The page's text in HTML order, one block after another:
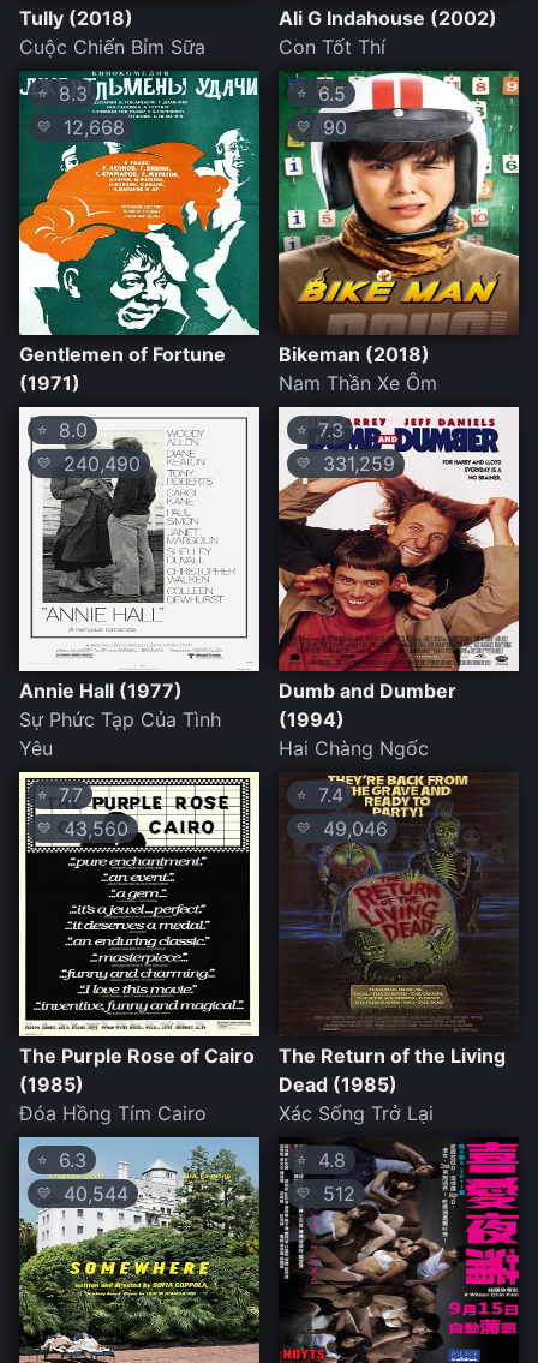
Tully (2018)
Cuộc Chiến Bỉm Sữa
Ali G Indahouse (2002)
Con Tốt Thí
⭐ 8.3
💛 12,668
Gentlemen of Fortune
(1971)
⭐ 6.5
💛 90
Bikeman (2018)
Nam Thần Xe Ôm
⭐ 8.0
💛 240,490
Annie Hall (1977)
Sự Phức Tạp Của Tình
Yêu
⭐ 7.3
💛 331,259
Dumb and Dumber
(1994)
Hai Chàng Ngốc
⭐7.7
💛 43,560
The Purple Rose of Cairo
(1985)
Đóa Hồng Tím Cairo
⭐ 7.4
💛 49,046
The Return of the Living
Dead (1985)
Xác Sống Trở Lại
⭐ 6.3
💛 40,544
⭐ 4.8
💛 512